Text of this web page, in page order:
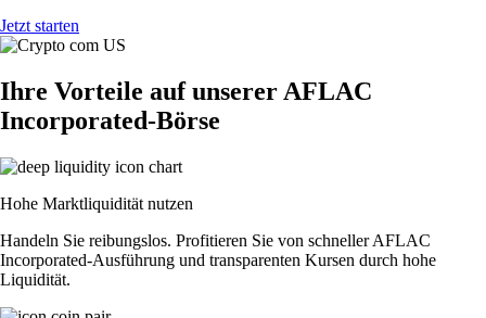
Jetzt starten
Ihre Vorteile auf unserer AFLAC
Incorporated-Börse
Hohe Marktliquidität nutzen
Handeln Sie reibungslos. Profitieren Sie von schneller AFLAC
Incorporated-Ausführung und transparenten Kursen durch hohe
Liquidität.